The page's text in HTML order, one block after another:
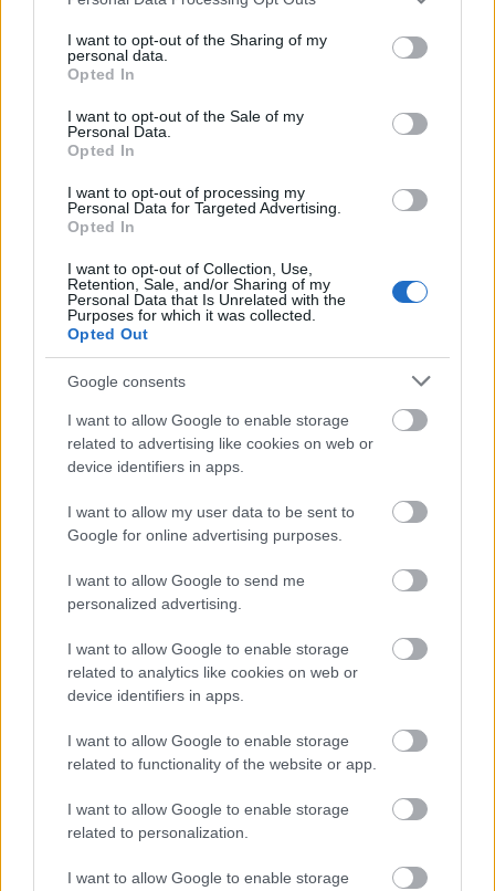
not limited to your visit or usage behaviour. You may click to
grant or deny consent to Google and its third-party tags to
use your data for below specified purposes in below Google
consent section.
I want to opt-out of the Sharing of my
personal data.
Opted In
I want to opt-out of the Sale of my
Personal Data.
Opted In
I want to opt-out of processing my
Personal Data for Targeted Advertising.
Opted In
I want to opt-out of Collection, Use,
Retention, Sale, and/or Sharing of my
Personal Data that Is Unrelated with the
Purposes for which it was collected.
Opted Out
Google consents
I want to allow Google to enable storage
related to advertising like cookies on web or
device identifiers in apps.
I want to allow my user data to be sent to
Google for online advertising purposes.
I want to allow Google to send me
personalized advertising.
I want to allow Google to enable storage
related to analytics like cookies on web or
device identifiers in apps.
I want to allow Google to enable storage
related to functionality of the website or app.
I want to allow Google to enable storage
related to personalization.
I want to allow Google to enable storage
MAGYAR ÉPÍTŐK
Szinte teljes hosszában megújítják a Lakatos úti
lakótelep legfontosabb utcáját
Pestszentlőrinc egyik első lakótelepén kanyarog a Dolgozó utca,
amelynek komplex burkolatmegújításáért felel a Profunda Bau.
Új vízáteresztő burkolatú parkolók
épülnek Zuglóban – helyben tartják a
csapadékvizet
épület energiatakarékos